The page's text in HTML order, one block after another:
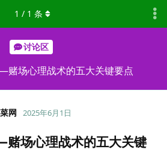
讨论区
场心理战术的五大关键要点
1 / 1 条
网 2025年6月1日
场心理战术的五大关键